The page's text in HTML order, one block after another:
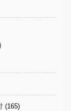
(165)